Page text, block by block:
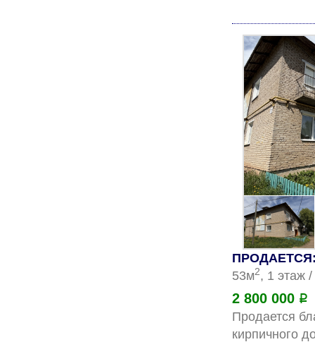
ПРОДАЕТСЯ:
53м2, 1 этаж
2 800 000 Р
Продается
кирпичного